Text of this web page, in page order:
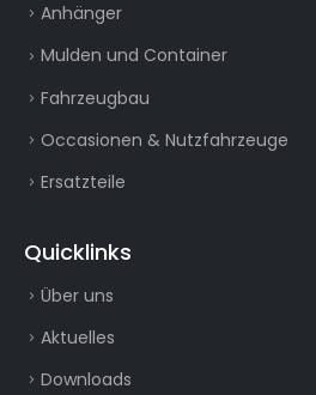
Anhänger
Mulden und Container
Fahrzeugbau
Occasionen & Nutzfahrzeuge
Ersatzteile
Quicklinks
Über uns
Aktuelles
Downloads